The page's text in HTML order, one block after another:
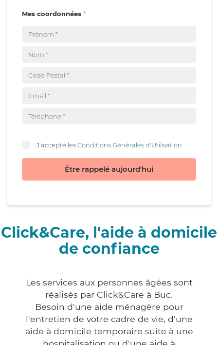
Mes coordonnées
J'accepte lesConditions Générales d'Utilisation
Être rappelé aujourd'hui
Click&Care, l'aide à domicile
de confiance
Les services aux personnes âgées sont
réalisés par Click&Care à Buc.
Besoin d'une aide ménagère pour
l'entretien de votre cadre de vie, d'une
aide à domicile temporaire suite à une